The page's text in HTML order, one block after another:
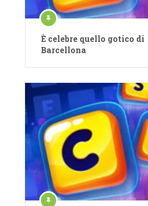
È celebre quello gotico di
Barcellona